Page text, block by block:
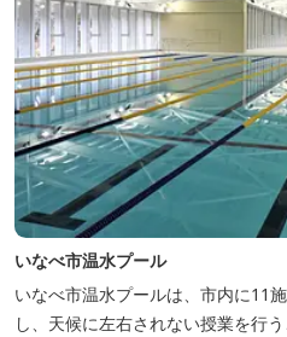
いなべ市温水プール
いなべ市温水プールは、市内に11
し、天候に左右されない授業を行